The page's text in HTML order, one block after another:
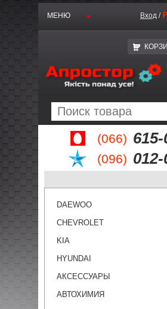
(066)
(096)
МЕНЮ Вход /
DAEWOO
CHEVROLET
KIA
HYUNDAI
АКСЕССУАРЫ
АВТОХИМИЯ